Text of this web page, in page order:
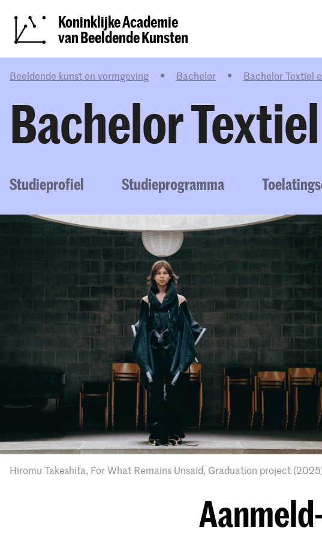
Koninklijke Academie
van Beeldende Kunsten
Beeldende kunst en vormgeving Bachelor Bachelor Textiel
Bachelor
Studieprofiel Studieprogramma
Hiromu Takeshita, For What Remains Unsaid, Graduation project